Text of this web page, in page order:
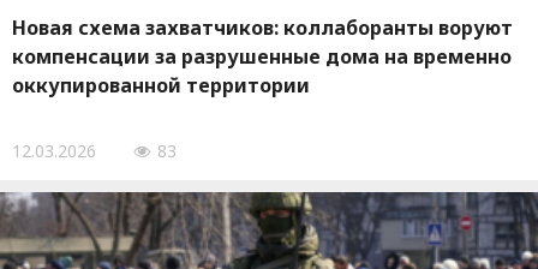
Новая схема захватчиков: коллаборанты воруют
компенсации за разрушенные дома на временно
оккупированной территории
12.03.2026 83